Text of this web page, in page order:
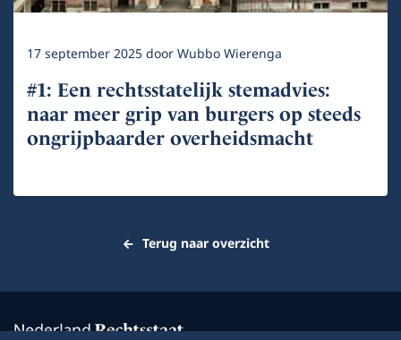
17 september 2025doorWubbo Wierenga
#1: Een rechtsstatelijk stemadvies:
naar meer grip van burgers op steeds
ongrijpbaarder overheidsmacht
Terug naar overzicht